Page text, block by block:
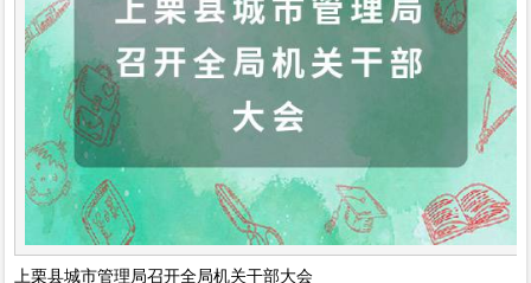
上栗县城市管理局召开全局机关干部大会